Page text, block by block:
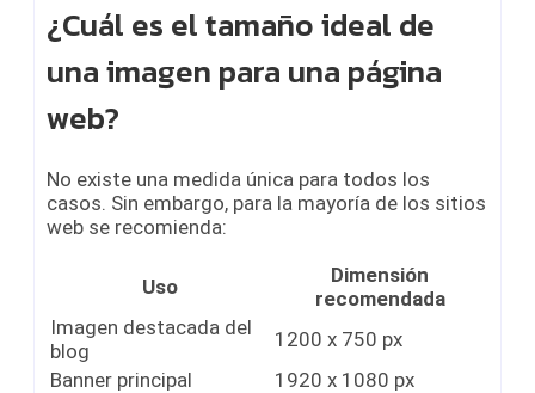
¿Cuál es el tamaño ideal de
una imagen para una página
web?
No existe una medida única para todos los
casos. Sin embargo, para la mayoría de los sitios
web se recomienda:
Uso
Dimensión
recomendada
Imagen destacada del
blog
1200 x 750 px
Banner principal
1920 x 1080 px